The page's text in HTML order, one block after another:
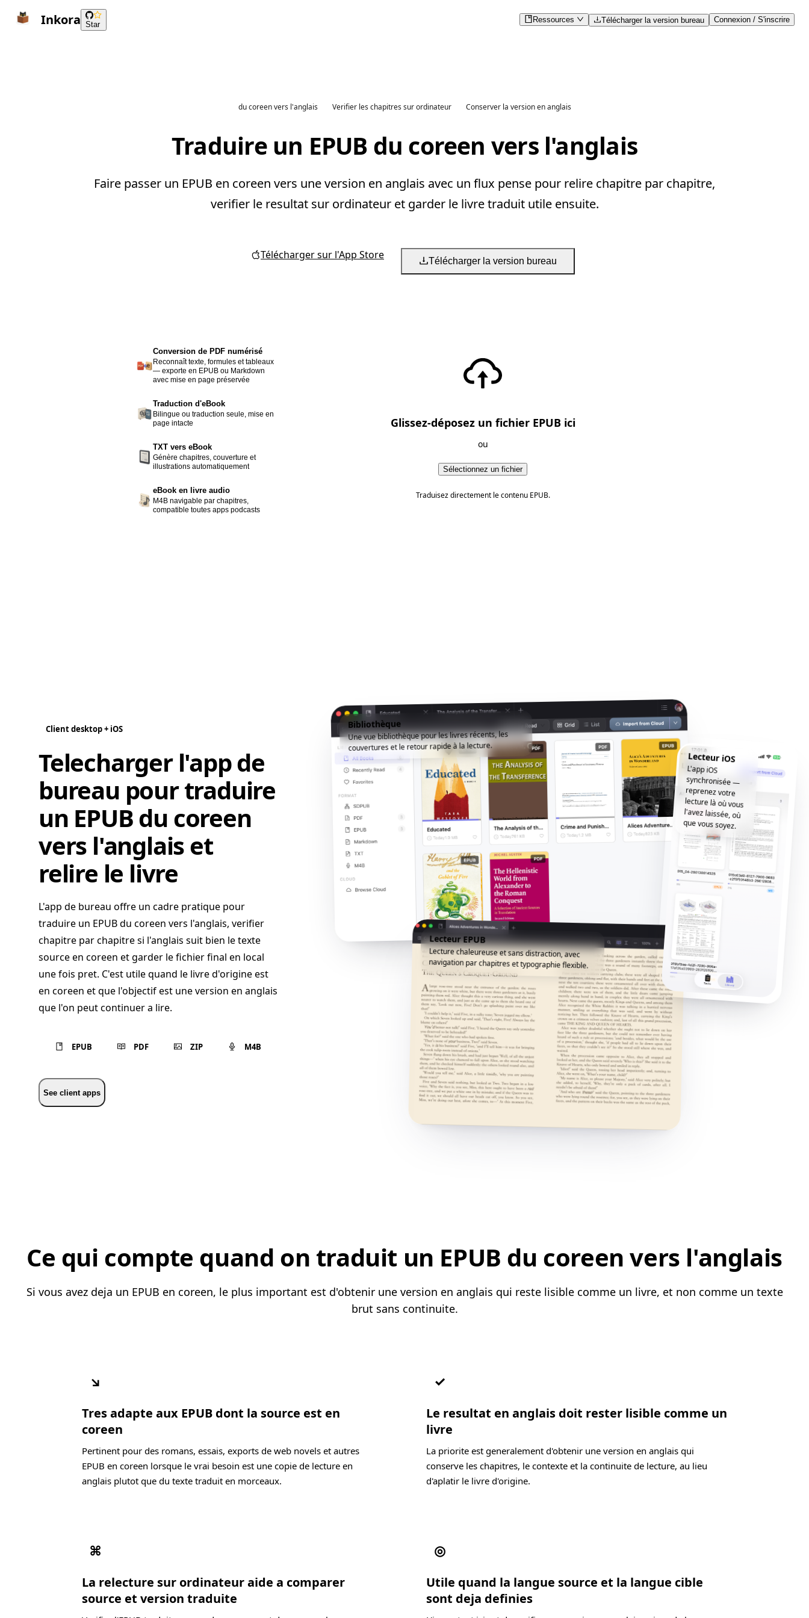
Inkora Star
Ressources Télécharger la version bureau Connexion / S'inscrire
du coreen vers l'anglais Verifier les chapitres sur ordinateur Conserver la version en anglais
Traduire un EPUB du coreen vers l'anglais
Faire passer un EPUB en coreen vers une version en anglais avec un flux pense pour relire chapitre par chapitre,
verifier le resultat sur ordinateur et garder le livre traduit utile ensuite.
Télécharger sur l'App Store Télécharger la version bureau
Conversion de PDF numérisé
Reconnaît texte, formules et tableaux
— exporte en EPUB ou Markdown
avec mise en page préservée
Traduction d'eBook
Bilingue ou traduction seule, mise en
page intacte
TXT vers eBook
Génère chapitres, couverture et
illustrations automatiquement
eBook en livre audio
M4B navigable par chapitres,
compatible toutes apps podcasts
Glissez-déposez un fichier EPUB ici
ou
Sélectionnez un fichier
Traduisez directement le contenu EPUB.
Client desktop + iOS
Telecharger l'app de
bureau pour traduire
un EPUB du coreen
vers l'anglais et
relire le livre
L'app de bureau offre un cadre pratique pour
traduire un EPUB du coreen vers l'anglais, verifier
chapitre par chapitre si l'anglais suit bien le texte
source en coreen et garder le fichier final en local
une fois pret. C'est utile quand le livre d'origine est
en coreen et que l'objectif est une version en anglais
que l'on peut continuer a lire.
EPUB PDF ZIP M4B
See client apps
Bibliothèque
Une vue bibliothèque pour les livres récents, les
couvertures et le retour rapide à la lecture.
Lecteur EPUB
Lecture chaleureuse et sans distraction, avec
navigation par chapitres et typographie flexible.
Lecteur iOS
L'app iOS
synchronisée —
reprenez votre
lecture là où vous
l'avez laissée, où
que vous soyez.
Ce qui compte quand on traduit un EPUB du coreen vers l'anglais
Si vous avez deja un EPUB en coreen, le plus important est d'obtenir une version en anglais qui reste lisible comme un livre, et non comme un texte
brut sans continuite.
↘
Tres adapte aux EPUB dont la source est en
coreen
Pertinent pour des romans, essais, exports de web novels et autres
EPUB en coreen lorsque le vrai besoin est une copie de lecture en
anglais plutot que du texte traduit en morceaux.
✓
Le resultat en anglais doit rester lisible comme un
livre
La priorite est generalement d'obtenir une version en anglais qui
conserve les chapitres, le contexte et la continuite de lecture, au lieu
d'aplatir le livre d'origine.
⌘
La relecture sur ordinateur aide a comparer
source et version traduite
◎
Utile quand la langue source et la langue cible
sont deja definies